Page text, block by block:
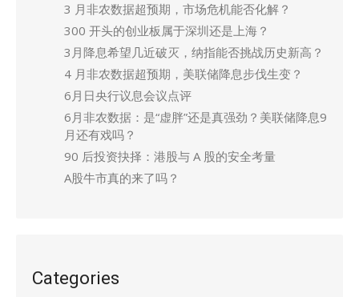
3 月非农数据超预期，市场危机能否化解？
300 开头的创业板属于深圳还是上海？
3月降息希望几近破灭，纳指能否挑战历史新高？
4 月非农数据超预期，美联储降息步伐生变？
6月日央行议息会议点评
6月非农数据：是“虚胖”还是真强劲？美联储降息9
月还有戏吗？
90 后投资抉择：港股与 A 股的安全考量
A股牛市真的来了吗？
Categories